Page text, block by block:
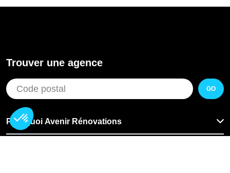
Trouver une agence
GO
Pourquoi Avenir Rénovations